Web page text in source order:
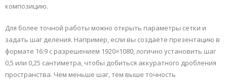
композицию.
Для более точной работы можно открыть параметры сетки и
задать шаг деления. Например, если вы создаёте презентацию в
формате 16:9 с разрешением 1920×1080, логично установить шаг
0,5 или 0,25 сантиметра, чтобы добиться аккуратного дробления
пространства. Чем меньше шаг, тем выше точность